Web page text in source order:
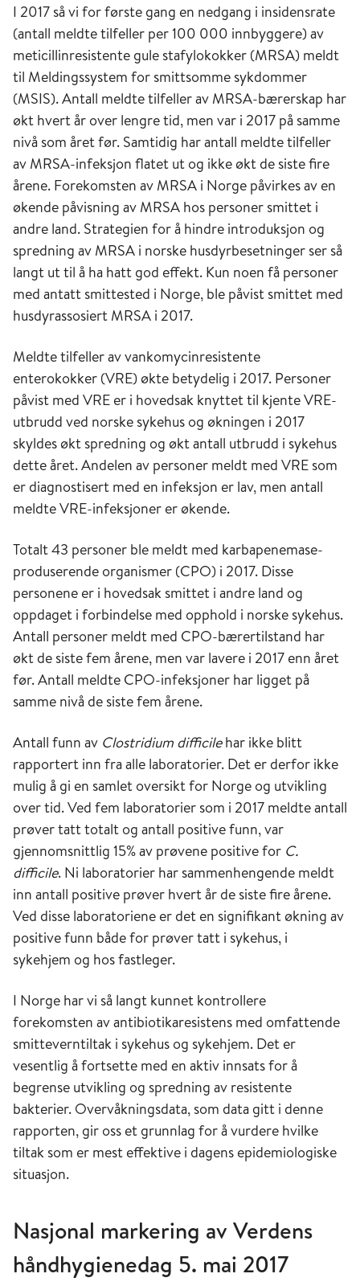
I 2017 så vi for første gang en nedgang i insidensrate
(antall meldte tilfeller per 100 000 innbyggere) av
meticillinresistente gule stafylokokker (MRSA) meldt
til Meldingssystem for smittsomme sykdommer
(MSIS). Antall meldte tilfeller av MRSA-bærerskap har
økt hvert år over lengre tid, men var i 2017 på samme
nivå som året før. Samtidig har antall meldte tilfeller
av MRSA-infeksjon flatet ut og ikke økt de siste fire
årene. Forekomsten av MRSA i Norge påvirkes av en
økende påvisning av MRSA hos personer smittet i
andre land. Strategien for å hindre introduksjon og
spredning av MRSA i norske husdyrbesetninger ser så
langt ut til å ha hatt god effekt. Kun noen få personer
med antatt smittested i Norge, ble påvist smittet med
husdyrassosiert MRSA i 2017.
Meldte tilfeller av vankomycinresistente
enterokokker (VRE) økte betydelig i 2017. Personer
påvist med VRE er i hovedsak knyttet til kjente VRE-
utbrudd ved norske sykehus og økningen i 2017
skyldes økt spredning og økt antall utbrudd i sykehus
dette året. Andelen av personer meldt med VRE som
er diagnostisert med en infeksjon er lav, men antall
meldte VRE-infeksjoner er økende.
Totalt 43 personer ble meldt med karbapenemase-
produserende organismer (CPO) i 2017. Disse
personene er i hovedsak smittet i andre land og
oppdaget i forbindelse med opphold i norske sykehus.
Antall personer meldt med CPO-bærertilstand har
økt de siste fem årene, men var lavere i 2017 enn året
før. Antall meldte CPO-infeksjoner har ligget på
samme nivå de siste fem årene.
Antall funn av Clostridium difficilehar ikke blitt
rapportert inn fra alle laboratorier. Det er derfor ikke
mulig å gi en samlet oversikt for Norge og utvikling
over tid. Ved fem laboratorier som i 2017 meldte antall
prøver tatt totalt og antall positive funn, var
gjennomsnittlig 15% av prøvene positive for C.
difficile. Ni laboratorier har sammen­hengende meldt
inn antall positive prøver hvert år de siste fire årene.
Ved disse laboratoriene er det en signifikant økning av
positive funn både for prøver tatt i sykehus, i
sykehjem og hos fastleger.
I Norge har vi så langt kunnet kontrollere
forekomsten av antibiotikaresistens med omfattende
smitteverntiltak i sykehus og sykehjem. Det er
vesentlig å fortsette med en aktiv innsats for å
begrense utvikling og spredning av resistente
bakterier. Overvåknings­data, som data gitt i denne
rapporten, gir oss et grunnlag for å vurdere hvilke
tiltak som er mest effektive i dagens epidemiologiske
situasjon.
Nasjonal markering av Verdens
håndhygienedag 5. mai 2017